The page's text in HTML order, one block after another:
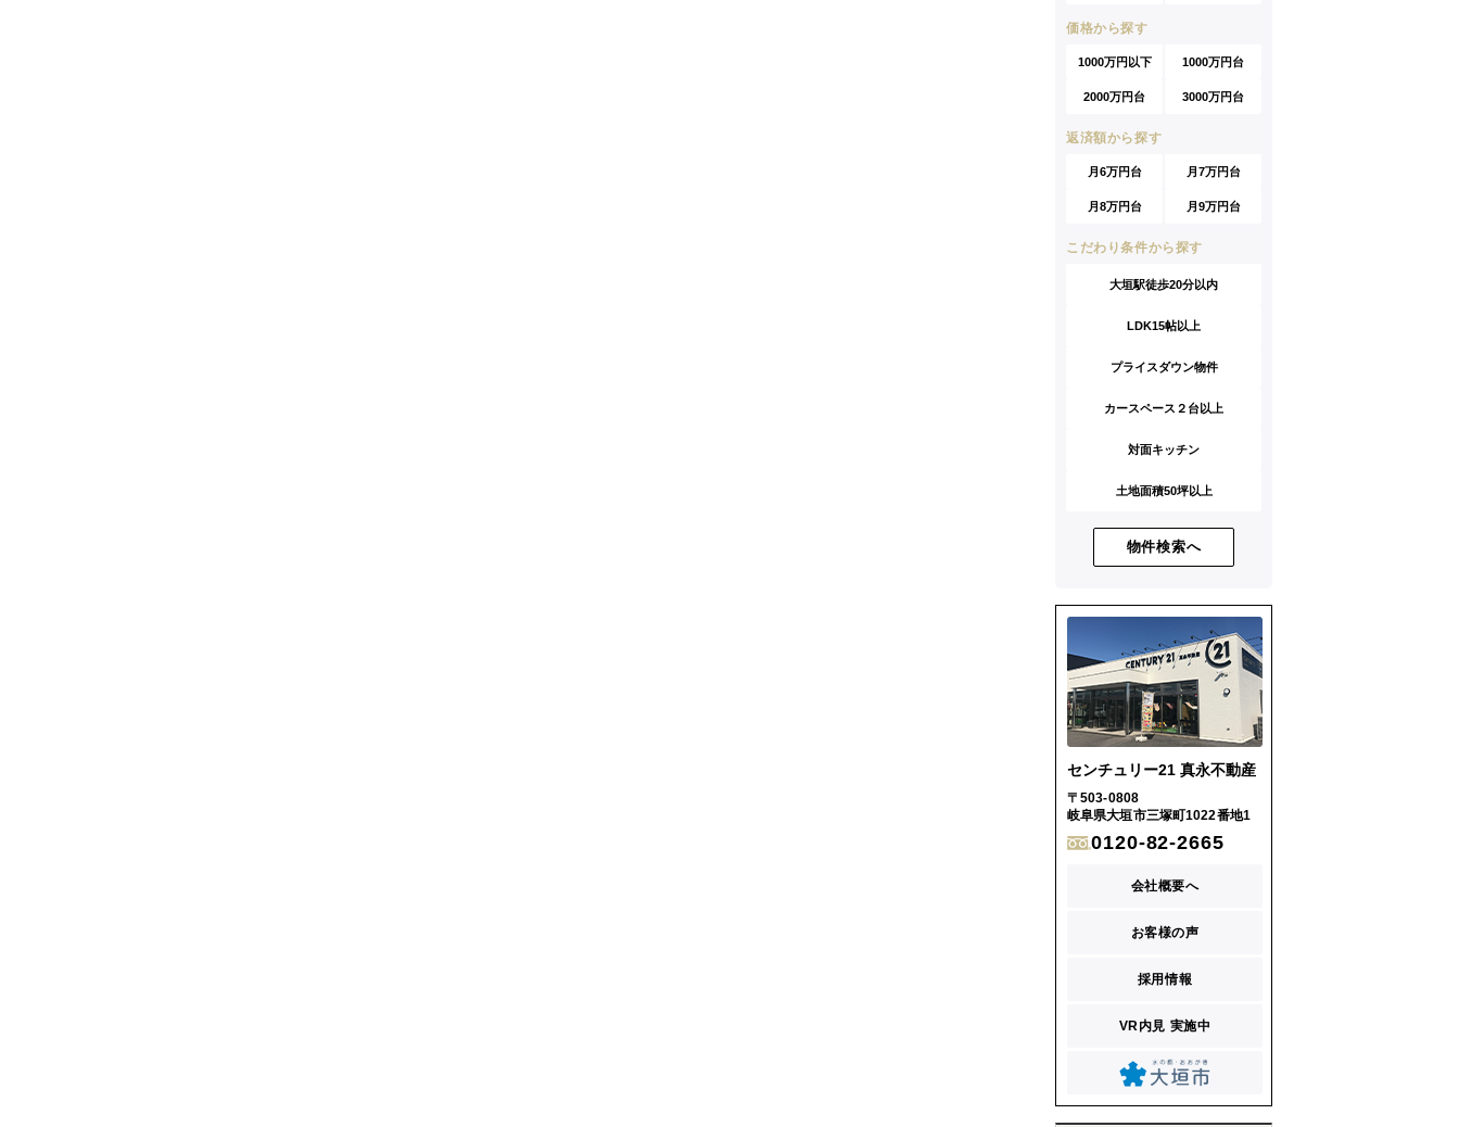
価格から探す
1000万円以下 1000万円台
2000万円台 3000万円台
返済額から探す
月6万円台 月7万円台
月8万円台 月9万円台
こだわり条件から探す
大垣駅徒歩20分以内
LDK15帖以上
プライスダウン物件
カースペース２台以上
対面キッチン
土地面積50坪以上
物件検索へ
センチュリー21 真永不動産
〒503-0808
岐阜県大垣市三塚町1022番地1
0120-82-2665
会社概要へ
お客様の声
採用情報
VR内見 実施中